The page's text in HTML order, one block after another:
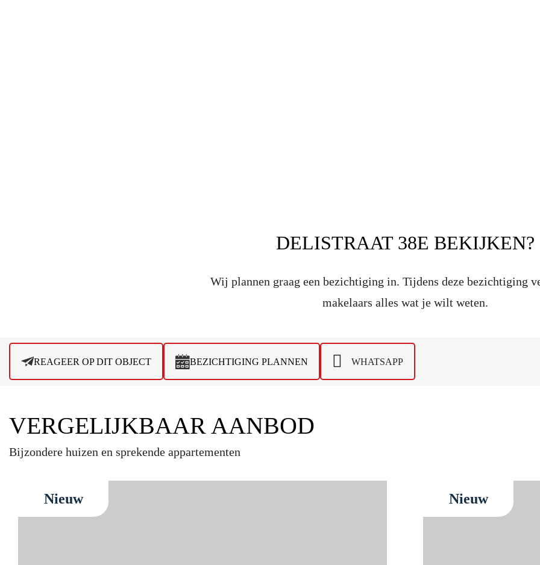
DELISTRAAT 38E BEKIJKEN?
Wij plannen graag een bezichtiging in. Tijdens deze bezichtiging
makelaars alles wat je wilt weten.
REAGEER OP DIT OBJECT BEZICHTIGING PLANNEN WHATSAPP
VERGELIJKBAAR AANBOD
Bijzondere huizen en sprekende appartementen
Nieuw Nieuw